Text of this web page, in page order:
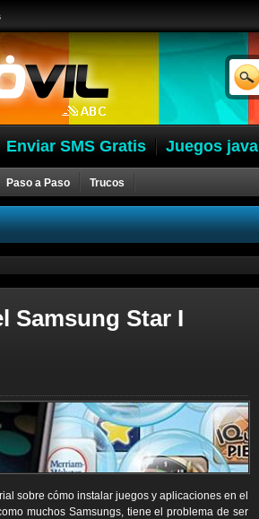
Enviar SMS Gratis Juegos java
Paso a Paso Trucos
Samsung Star I
sobre cómo instalar juegos y aplicaciones en el
muchos Samsungs, tiene el problema de ser